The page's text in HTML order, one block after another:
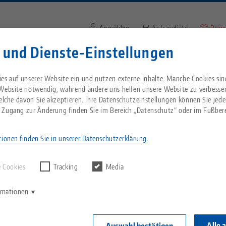
und Dienste-Einstellungen
auf unserer Website ein und nutzen externe Inhalte. Manche Cookies
notwendig, während andere uns helfen unsere Website zu
davon Sie akzeptieren. Ihre Datenschutzeinstellungen können Sie
zur Änderung finden Sie im Bereich „Datenschutz“ oder im
finden Sie in unserer Datenschutzerklärung.
Tracking Media
Website, um landesspezifischen Inhalt zu
usa.com
Alles aus einer Hand
Nullpunktspanntechnik
Breadcrumb
Über LANG
Philosophie
Service
Downloads
FAQ
Aktuelles
Blog
News
Anmelden Anfrageliste
Suchbegriff oder
finden.
Fräsmaschine kaufen oder automatisieren: Was lohnt sich mehr?
kaufen oder
Was lohnt sich